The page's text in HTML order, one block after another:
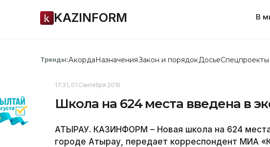
KAZINFORM В
Тренды:АкордаНазначенияЗакон и порядок ДосьеСпецпроекты
17:31, 01 Сентября 2019
Школа на 624 места введена в
АТЫРАУ. КАЗИНФОРМ – Новая школа на 624
городе Атырау, передает корреспондент МИА